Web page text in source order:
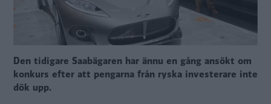
Den tidigare Saabägaren har ännu en gång ansökt om
konkurs efter att pengarna från ryska investerare inte
dök upp.